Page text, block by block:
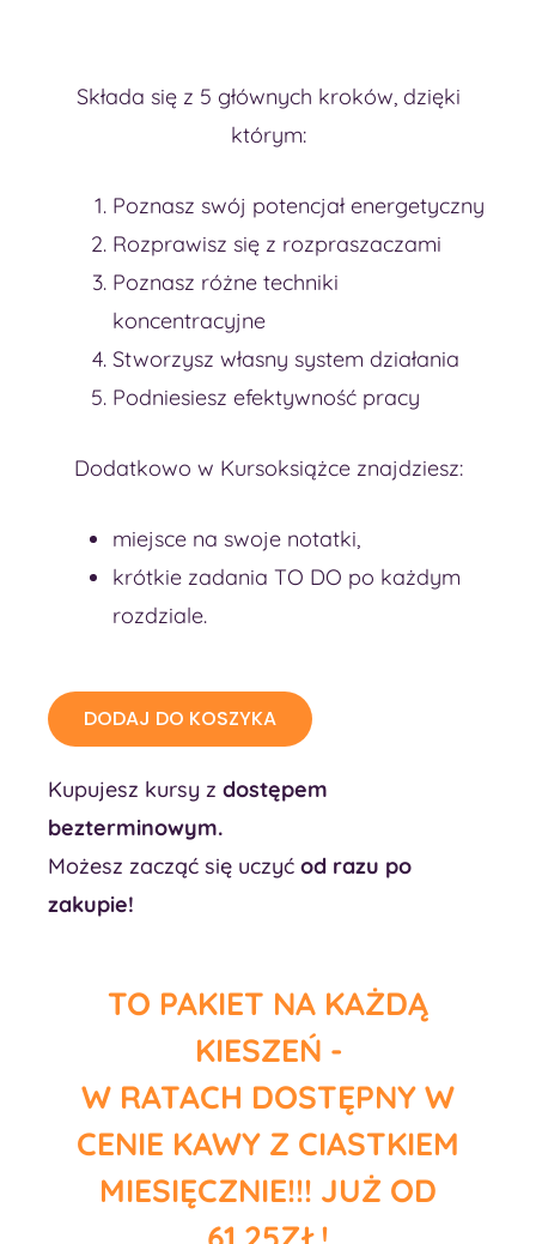
Składa się z 5 głównych kroków, dzięki
którym:
Poznasz swój potencjał energetyczny
Rozprawisz się z rozpraszaczami
Poznasz różne techniki
koncentracyjne
Stworzysz własny system działania
Podniesiesz efektywność pracy
Dodatkowo w Kursoksiążce znajdziesz:
miejsce na swoje notatki,
krótkie zadania TO DO po każdym
rozdziale.
DODAJ DO KOSZYKA
Kupujesz kursy z dostępem
bezterminowym.
Możesz zacząć się uczyć od razu po
zakupie!
TO PAKIET NA KAŻDĄ
KIESZEŃ -
W RATACH DOSTĘPNY W
CENIE KAWY Z CIASTKIEM
MIESIĘCZNIE!!! JUŻ OD